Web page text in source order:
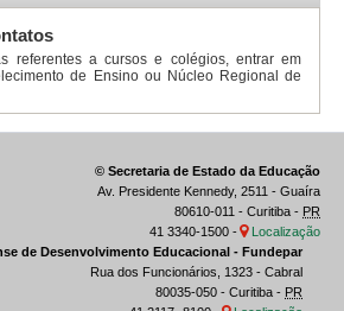
referentes a cursos e colégios, entrar em
de Ensino ou Núcleo Regional de
© Secretaria de Estado da Educação
Av. Presidente Kennedy, 2511 - Guaíra
80610-011 - Curitiba - PR
41 3340-1500 -
Localização
de Desenvolvimento Educacional - Fundepar
Rua dos Funcionários, 1323 - Cabral
80035-050 - Curitiba - PR